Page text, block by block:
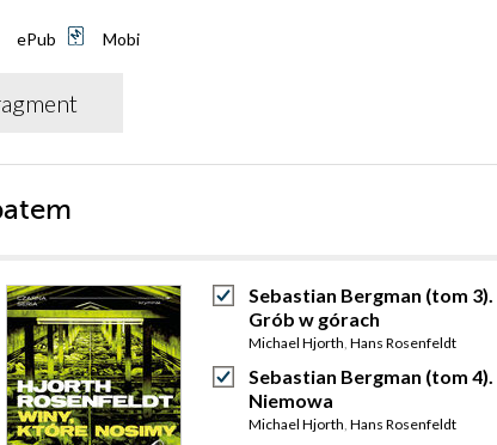
ePub Mobi
Sebastian Bergman (tom 3).
Grób w górach
Michael Hjorth, Hans Rosenfeldt
Sebastian Bergman (tom 4).
Niemowa
Michael Hjorth, Hans Rosenfeldt